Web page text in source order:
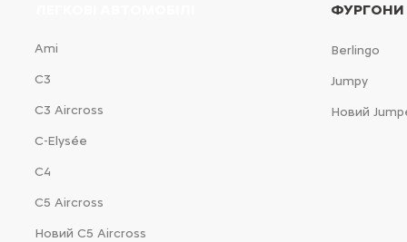
Ami
С3
С3 Aircross
C-Elysée
С4
С5 Aircross
Новий С5 Aircross
ФУРГОНИ
Berlingo
Jumpy
Новий